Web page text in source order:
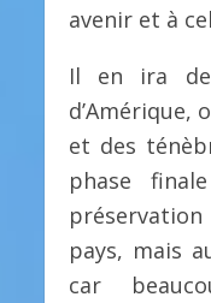
avenir et à
Il en ira de
d’Amérique,
et des
phase
pays, mais
car